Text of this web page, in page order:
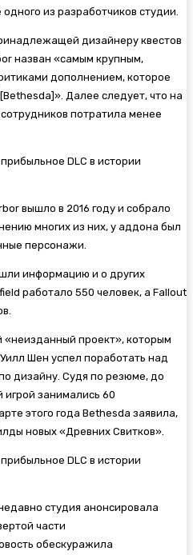
из разработчиков студии.
дизайнеру квестов
назван «самым крупным,
дополнением, которое
Далее следует, что на
потратила менее
вышло в 2016 году и собрало
многих из них, у аддона был
персонажи.
информацию и о других
работало 550 человек, а Fallout
проект», которым
Шен успел поработать над
дизайну. Судя по резюме, до
игрой занимались 60
этого года Bethesda заявила,
новых «Древних Свитков».
студия анонсировала
части
обескуражила